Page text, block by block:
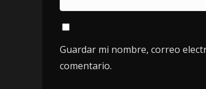
Guardar mi nombre, correo
comentario.